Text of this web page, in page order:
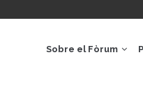
PRINCIPALSobre el Fòrum